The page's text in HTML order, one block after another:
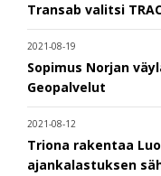
Transab valitsi
2021-08-19
Sopimus Norjan
Geopalvelut
2021-08-12
Triona rakentaa
ajankalastuksen